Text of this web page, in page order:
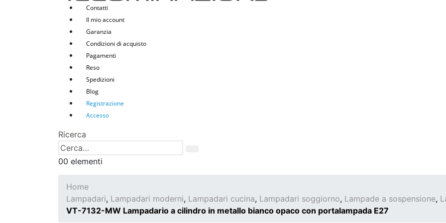
Contatti
Il mio account
Garanzia
Condizioni di acquisto
Pagamenti
Reso
Spedizioni
Blog
Registrazione
Accesso
Ricerca
00 elementi
Home
Lampadari, Lampadari moderni, Lampadari cucina, Lampadari soggiorno, Lampade a sospensione,
VT-7132-MW Lampadario a cilindro in metallo bianco opaco con portalampada E27